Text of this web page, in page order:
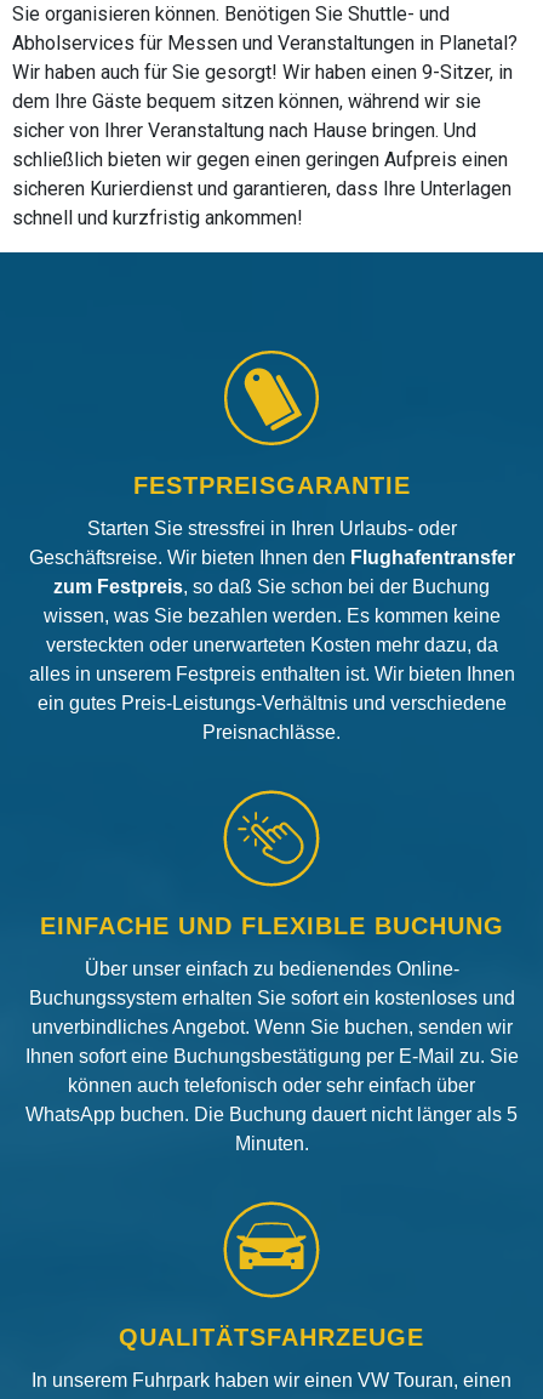
Sie organisieren können. Benötigen Sie Shuttle- und
Abholservices für Messen und Veranstaltungen in Planetal?
Wir haben auch für Sie gesorgt! Wir haben einen 9-Sitzer, in
dem Ihre Gäste bequem sitzen können, während wir sie
sicher von Ihrer Veranstaltung nach Hause bringen. Und
schließlich bieten wir gegen einen geringen Aufpreis einen
sicheren Kurierdienst und garantieren, dass Ihre Unterlagen
schnell und kurzfristig ankommen!
FESTPREISGARANTIE
Starten Sie stressfrei in Ihren Urlaubs- oder
Geschäftsreise. Wir bieten Ihnen den Flughafentransfer
zum Festpreis, so daß Sie schon bei der Buchung
wissen, was Sie bezahlen werden. Es kommen keine
versteckten oder unerwarteten Kosten mehr dazu, da
alles in unserem Festpreis enthalten ist. Wir bieten Ihnen
ein gutes Preis-Leistungs-Verhältnis und verschiedene
Preisnachlässe.
EINFACHE UND FLEXIBLE BUCHUNG
Über unser einfach zu bedienendes Online-
Buchungssystem erhalten Sie sofort ein kostenloses und
unverbindliches Angebot. Wenn Sie buchen, senden wir
Ihnen sofort eine Buchungsbestätigung per E-Mail zu. Sie
können auch telefonisch oder sehr einfach über
WhatsApp buchen. Die Buchung dauert nicht länger als 5
Minuten.
QUALITÄTSFAHRZEUGE
In unserem Fuhrpark haben wir einen VW Touran, einen